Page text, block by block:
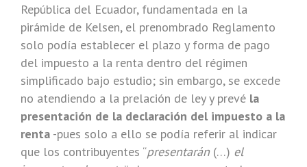
República del Ecuador, fundamentada en la
pirámide de Kelsen, el prenombrado Reglamento
solo podía establecer el plazo y forma de pago
del impuesto a la renta dentro del régimen
simplificado bajo estudio; sin embargo, se excede
no atendiendo a la prelación de ley y prevé la
presentación de la declaración del impuesto a la
renta -pues solo a ello se podía referir al indicar
que los contribuyentes “presentarán (…) el